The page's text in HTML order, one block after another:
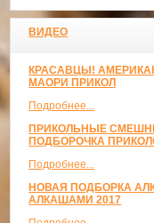
ВИДЕО
КРАСАВЦЫ!
МАОРИ ПРИКОЛ
Подробнее...
ПРИКОЛЬНЫЕ
ПОДБОРОЧКА
Подробнее...
НОВАЯ ПОДБОРКА
АЛКАШАМИ 2017